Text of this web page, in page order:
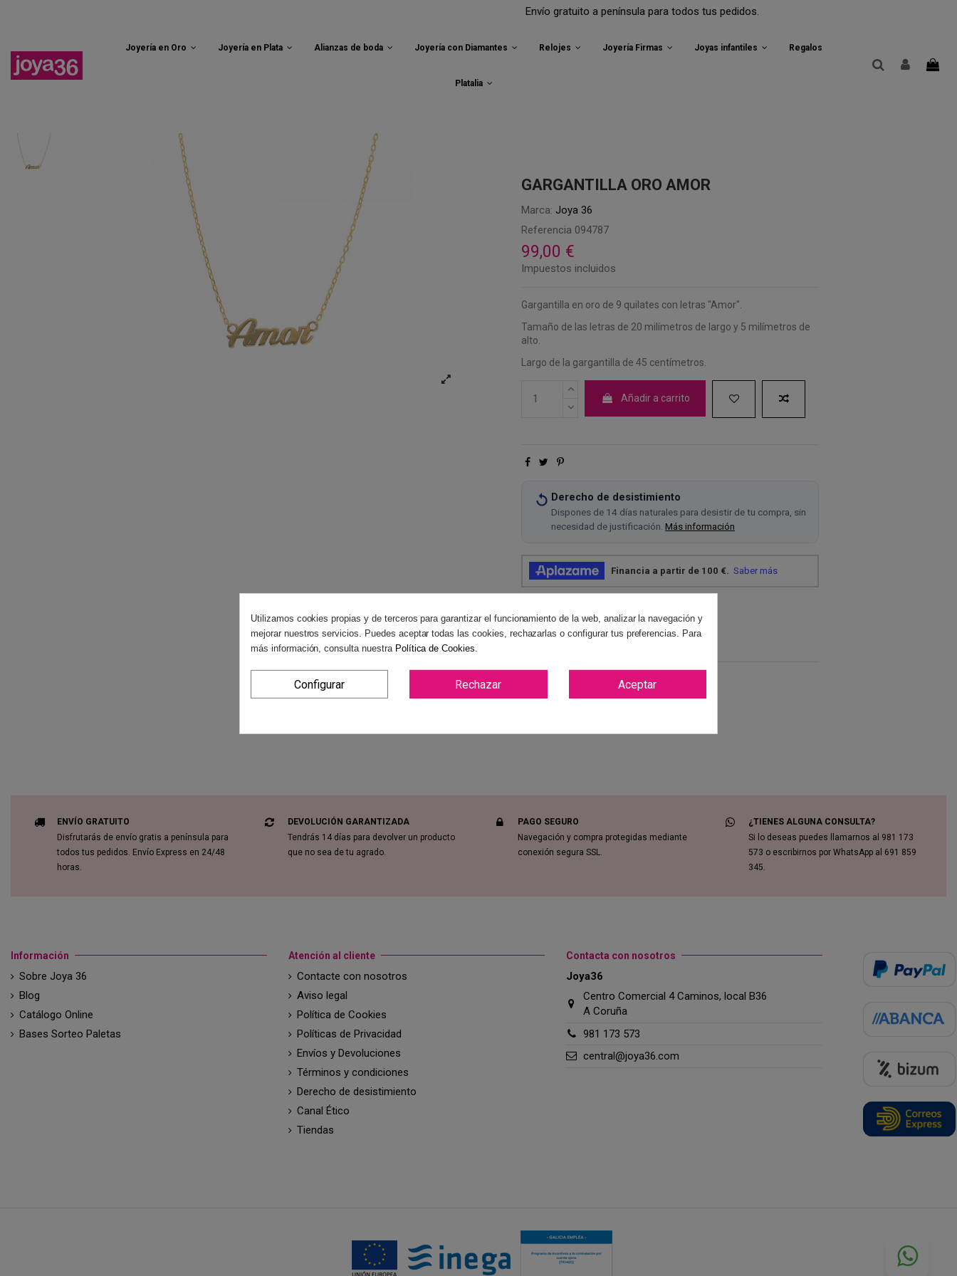
Envío gratuito a península para todos tus pedidos.
Joyería en Oro Joyería en Plata Alianzas de boda Joyería con Diamantes Relojes Joyería Firmas Joyas infantiles Regalos
Platalia
GARGANTILLA ORO AMOR
Marca: Joya 36
Referencia 094787
99,00 €
Impuestos incluidos
Gargantilla en oro de 9 quilates con letras "Amor".
Tamaño de las letras de 20 milímetros de largo y 5 milímetros de
alto.
Largo de la gargantilla de 45 centímetros.
Añadir a carrito
Derecho de desistimiento
Dispones de 14 días naturales para desistir de tu compra, sin
necesidad de justificación. Más información
ENVÍO GRATUITO
Disfrutarás de envío gratis a península para
todos tus pedidos. Envío Express en 24/48
horas.
DEVOLUCIÓN GARANTIZADA
Tendrás 14 días para devolver un producto
que no sea de tu agrado.
PAGO SEGURO
Navegación y compra protegidas mediante
conexión segura SSL.
¿TIENES ALGUNA CONSULTA?
Si lo deseas puedes llamarnos al 981 173
573 o escribirnos por WhatsApp al 691 859
345.
Información
Sobre Joya 36
Blog
Catálogo Online
Bases Sorteo Paletas
Atención al cliente
Contacte con nosotros
Aviso legal
Política de Cookies
Políticas de Privacidad
Envíos y Devoluciones
Términos y condiciones
Derecho de desistimiento
Canal Ético
Tiendas
Contacta con nosotros
Joya36
Centro Comercial 4 Caminos, local B36
A Coruña
981 173 573
central@joya36.com
Utilizamos cookies propias y de terceros para garantizar el funcionamiento de la web, analizar la navegación y
mejorar nuestros servicios. Puedes aceptar todas las cookies, rechazarlas o configurar tus preferencias. Para
más información, consulta nuestra Política de Cookies
Configurar Rechazar Aceptar